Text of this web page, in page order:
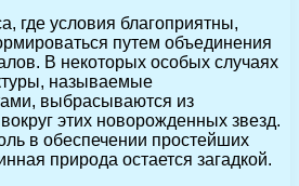
где условия благоприятны,
путем объединения
В некоторых особых случаях
называемые
выбрасываются из
этих новорожденных звезд.
в обеспечении простейших
природа остается загадкой.